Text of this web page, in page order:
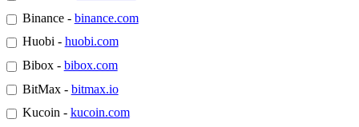
Binance - binance.com
Huobi - huobi.com
Bibox - bibox.com
BitMax - bitmax.io
Kucoin - kucoin.com